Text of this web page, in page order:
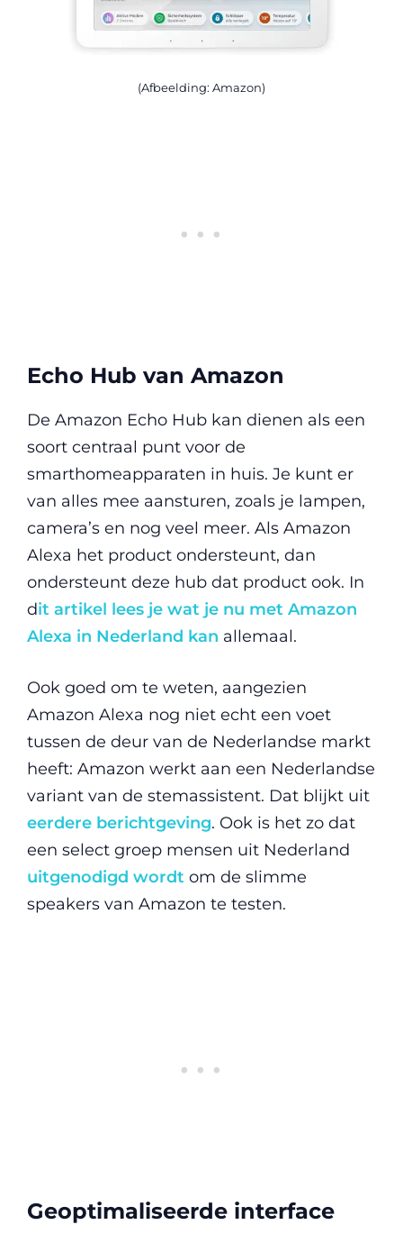
(Afbeelding: Amazon)
Echo Hub van Amazon
De Amazon Echo Hub kan dienen als een
soort centraal punt voor de
smarthomeapparaten in huis. Je kunt er
van alles mee aansturen, zoals je lampen,
camera’s en nog veel meer. Als Amazon
Alexa het product ondersteunt, dan
ondersteunt deze hub dat product ook. In
dit artikel lees je wat je nu met Amazon
Alexa in Nederland kan allemaal.
Ook goed om te weten, aangezien
Amazon Alexa nog niet echt een voet
tussen de deur van de Nederlandse markt
heeft: Amazon werkt aan een Nederlandse
variant van de stemassistent. Dat blijkt uit
eerdere berichtgeving. Ook is het zo dat
een select groep mensen uit Nederland
uitgenodigd wordt om de slimme
speakers van Amazon te testen.
Geoptimaliseerde interface